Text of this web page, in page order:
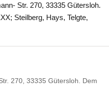
Str. 270, 33335 Gütersloh.
Steilberg, Hays, Telgte,
270, 33335 Gütersloh. Dem